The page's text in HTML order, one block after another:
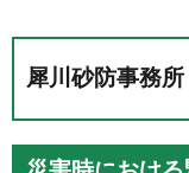
犀川砂防事務所